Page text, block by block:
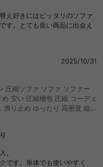
え好きにはピッタリのソファ
す。とても良い商品に出会え
2025/10/31
圧縮ソファ ソファ ソファー
安い 圧縮梱包 圧縮 コーデュ
滑り止め ゆったり 高密度 組立
。
です。単体でも使いやすく